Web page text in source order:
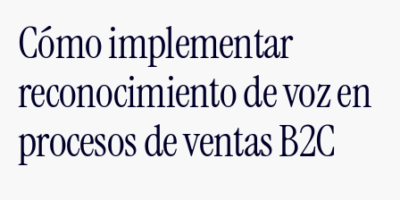
Cómo implementar
reconocimiento de voz en
procesos de ventas B2C